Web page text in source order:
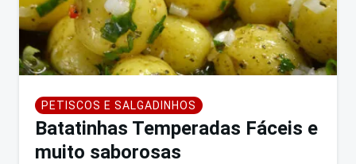
PETISCOS E SALGADINHOS
Batatinhas Temperadas Fáceis e
muito saborosas